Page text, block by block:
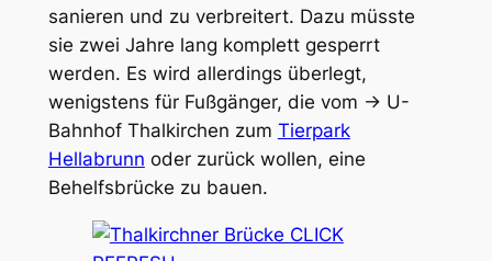
sanieren und zu verbreitert. Dazu müsste
sie zwei Jahre lang komplett gesperrt
werden. Es wird allerdings überlegt,
wenigstens für Fußgänger, die vom → U-
Bahnhof Thalkirchen zum Tierpark
Hellabrunn oder zurück wollen, eine
Behelfsbrücke zu bauen.